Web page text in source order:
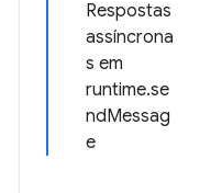
Respostas
assíncrona
s em
runtime.se
ndMessag
e